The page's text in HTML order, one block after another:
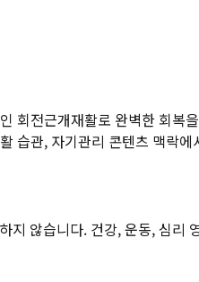
회전근개재활로 완벽한 회복
습관, 자기관리 콘텐츠 맥락
않습니다. 건강, 운동, 심